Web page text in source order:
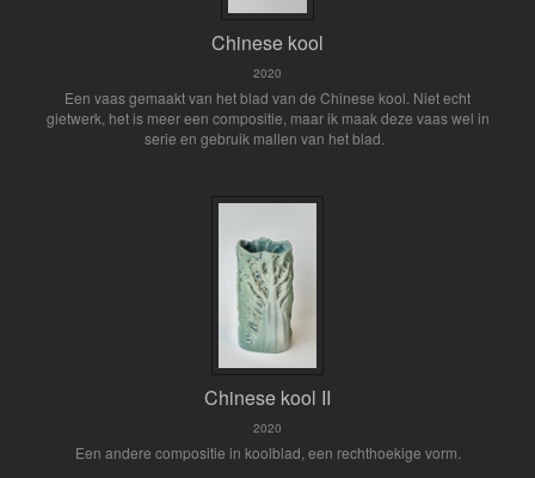
Chinese kool
2020
Een vaas gemaakt van het blad van de Chinese kool. Niet echt
gietwerk, het is meer een compositie, maar ik maak deze vaas wel in
serie en gebruik mallen van het blad.
Chinese kool II
2020
Een andere compositie in koolblad, een rechthoekige vorm.